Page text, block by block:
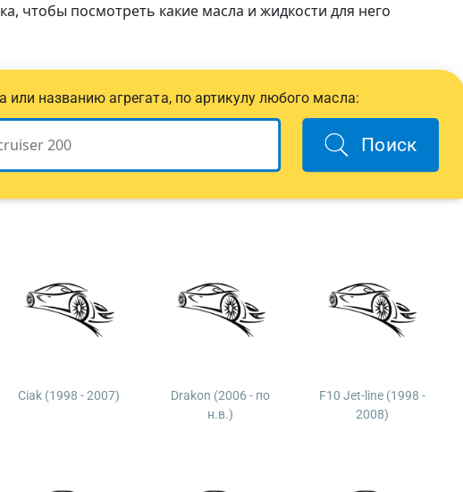
чтобы посмотреть какие масла и жидкости для него
названию агрегата, по артикулу любого масла:
Поиск
Ciak (1998 - 2007)
Drakon (2006 - по
н.в.)
F10 Jet-line (1998 -
2008)